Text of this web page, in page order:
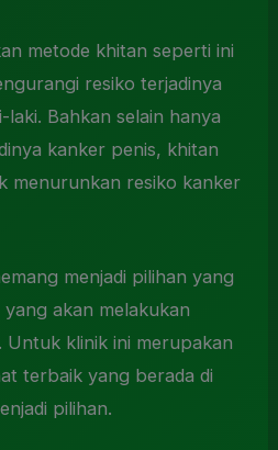
metode khitan seperti ini
resiko terjadinya
Bahkan selain hanya
kanker penis, khitan
menurunkan resiko kanker
menjadi pilihan yang
akan melakukan
Untuk klinik ini merupakan
terbaik yang berada di
pilihan.